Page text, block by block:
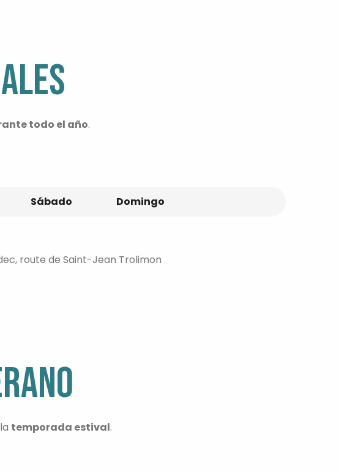
todo el año.
Sábado Domingo
route de Saint-Jean Trolimon
temporada estival.